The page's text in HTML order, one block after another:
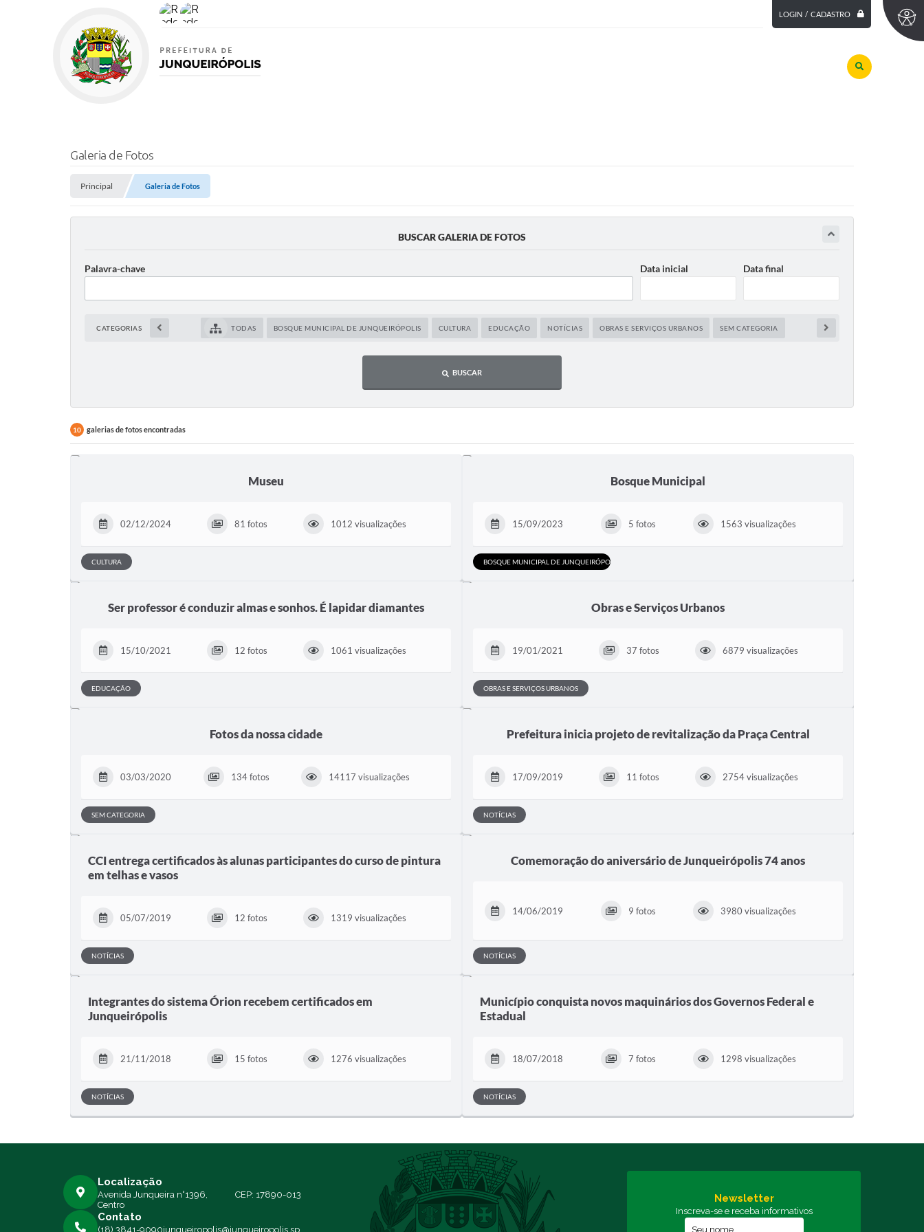
LOGIN / CADASTRO
Galeria de Fotos
Principal Galeria de Fotos
BUSCAR GALERIA DE FOTOS
Palavra-chave Data inicial Data final
CATEGORIAS TODAS BOSQUE MUNICIPAL DE JUNQUEIRÓPOLIS CULTURA EDUCAÇÃO NOTÍCIAS OBRAS E SERVIÇOS URBANOS SEM CATEGORIA
BUSCAR
10 galerias de fotos encontradas
Museu
02/12/2024 81 fotos 1012 visualizações
CULTURA
Bosque Municipal
15/09/2023 5 fotos 1563 visualizações
BOSQUE MUNICIPAL DE JUNQUEIRÓPOLIS
Ser professor é conduzir almas e sonhos. É lapidar diamantes
15/10/2021 12 fotos 1061 visualizações
EDUCAÇÃO
Obras e Serviços Urbanos
19/01/2021 37 fotos 6879 visualizações
OBRAS E SERVIÇOS URBANOS
Fotos da nossa cidade
03/03/2020 134 fotos 14117 visualizações
SEM CATEGORIA
Prefeitura inicia projeto de revitalização da Praça Central
17/09/2019 11 fotos 2754 visualizações
NOTÍCIAS
CCI entrega certificados às alunas participantes do curso de pintura
em telhas e vasos
05/07/2019 12 fotos 1319 visualizações
NOTÍCIAS
Comemoração do aniversário de Junqueirópolis 74 anos
14/06/2019 9 fotos 3980 visualizações
NOTÍCIAS
Integrantes do sistema Órion recebem certificados em
Junqueirópolis
21/11/2018 15 fotos 1276 visualizações
NOTÍCIAS
Município conquista novos maquinários dos Governos Federal e
Estadual
18/07/2018 7 fotos 1298 visualizações
NOTÍCIAS
Localização
Avenida Junqueira n°1396,
Centro
CEP: 17890-013
Contato
(18) 3841-9090junqueiropolis@junqueiropolis.sp
Newsletter
Inscreva-se e receba informativos